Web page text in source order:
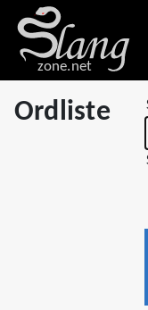
zone.net
Ordliste